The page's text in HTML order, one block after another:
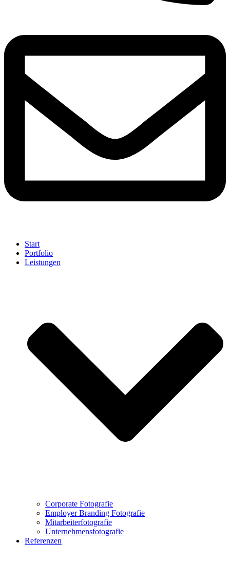
Start
Portfolio
Leistungen
Corporate Fotografie
Employer Branding Fotografie
Mitarbeiterfotografie
Unternehmensfotografie
Referenzen